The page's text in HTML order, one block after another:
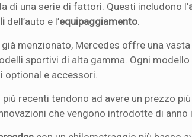
di una serie di fattori. Questi includono l’
dell’auto e l’equipaggiamento.
menzionato, Mercedes offre una
sportivi di alta gamma. Ogni modello
optional e accessori.
recenti tendono ad avere un prezzo
che vengono introdotte di anno